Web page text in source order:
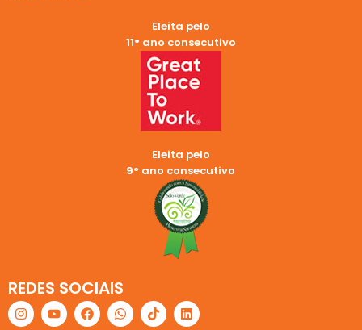
Eleita pelo
11° ano consecutivo
Eleita pelo
9° ano consecutivo
REDES SOCIAIS